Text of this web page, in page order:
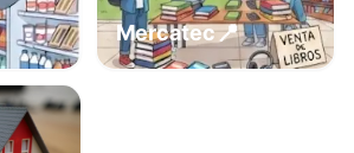
Mercatec📍